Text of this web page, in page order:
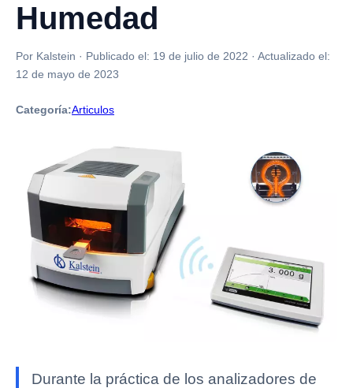
Humedad
Por Kalstein · Publicado el: 19 de julio de 2022 · Actualizado el:
12 de mayo de 2023
Categoría:Articulos
Durante la práctica de los analizadores de